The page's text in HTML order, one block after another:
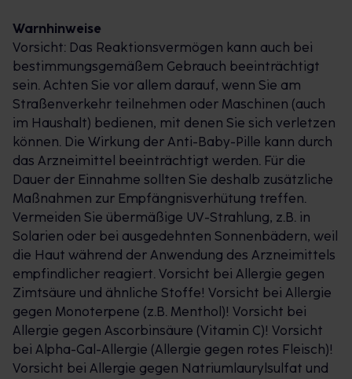
Warnhinweise
Vorsicht: Das Reaktionsvermögen kann auch bei
bestimmungsgemäßem Gebrauch beeinträchtigt
sein. Achten Sie vor allem darauf, wenn Sie am
Straßenverkehr teilnehmen oder Maschinen (auch
im Haushalt) bedienen, mit denen Sie sich verletzen
können. Die Wirkung der Anti-Baby-Pille kann durch
das Arzneimittel beeinträchtigt werden. Für die
Dauer der Einnahme sollten Sie deshalb zusätzliche
Maßnahmen zur Empfängnisverhütung treffen.
Vermeiden Sie übermäßige UV-Strahlung, z.B. in
Solarien oder bei ausgedehnten Sonnenbädern, weil
die Haut während der Anwendung des Arzneimittels
empfindlicher reagiert. Vorsicht bei Allergie gegen
Zimtsäure und ähnliche Stoffe! Vorsicht bei Allergie
gegen Monoterpene (z.B. Menthol)! Vorsicht bei
Allergie gegen Ascorbinsäure (Vitamin C)! Vorsicht
bei Alpha-Gal-Allergie (Allergie gegen rotes Fleisch)!
Vorsicht bei Allergie gegen Natriumlaurylsulfat und